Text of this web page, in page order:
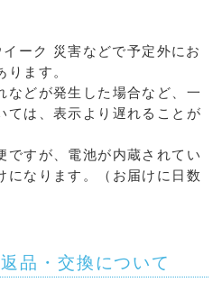
ーク 災害などで予定外にお
ます。
などが発生した場合など、一
ては、表示より遅れることが
ですが、電池が内蔵されてい
になります。（お届けに日数
品・交換について